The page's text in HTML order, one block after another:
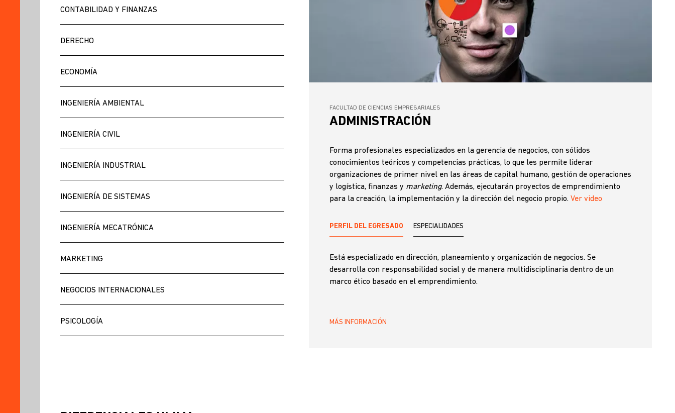
CONTABILIDAD Y FINANZAS
DERECHO
ECONOMÍA
INGENIERÍA AMBIENTAL
INGENIERÍA CIVIL
INGENIERÍA INDUSTRIAL
INGENIERÍA DE SISTEMAS
INGENIERÍA MECATRÓNICA
MARKETING
NEGOCIOS INTERNACIONALES
PSICOLOGÍA
FACULTAD DE CIENCIAS EMPRESARIALES
ADMINISTRACIÓN
Forma profesionales especializados en la gerencia de negocios, con sólidos
conocimientos teóricos y competencias prácticas, lo que les permite liderar
organizaciones de primer nivel en las áreas de capital humano, gestión de operaciones
y logística, finanzas y marketing. Además, ejecutarán proyectos de emprendimiento
para la creación, la implementación y la dirección del negocio propio. Ver video
PERFIL DEL EGRESADO ESPECIALIDADES
Está especializado en dirección, planeamiento y organización de negocios. Se
desarrolla con responsabilidad social y de manera multidisciplinaria dentro de un
marco ético basado en el emprendimiento.
MÁS INFORMACIÓN